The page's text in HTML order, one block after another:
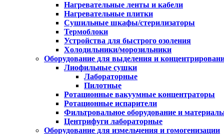
Нагревательные ленты и кабели
Нагревательные плитки
Сушильные шкафы/стерилизаторы
Термоблоки
Устройства для быстрого озоления
Холодильники/морозильники
Оборудование для выделения и
Лиофильные сушки
Лабораторные
Пилотные
Ротационные вакуумные концентраторы
Ротационные испарители
Фильтровальное оборудование и
Центрифуги лабораторные
Оборудование для измельчения и гомогенизации